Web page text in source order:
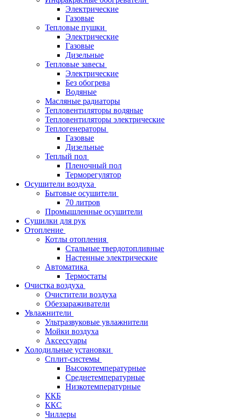
Электрические
Газовые
Тепловые пушки
Электрические
Газовые
Дизельные
Тепловые завесы
Электрические
Без обогрева
Водяные
Масляные радиаторы
Тепловентиляторы водяные
Тепловентиляторы электрические
Теплогенераторы
Газовые
Дизельные
Теплый пол
Пленочный пол
Терморегулятор
Осушители воздуха
Бытовые осушители
70 литров
Промышленные осушители
Сушилки для рук
Отопление
Котлы отопления
Стальные твердотопливные
Настенные электрические
Автоматика
Термостаты
Очистка воздуха
Очистители воздуха
Обеззараживатели
Увлажнители
Ультразвуковые увлажнители
Мойки воздуха
Аксессуары
Холодильные установки
Сплит-системы
Высокотемпературные
Среднетемпературные
Низкотемпературные
ККБ
ККС
Чиллеры